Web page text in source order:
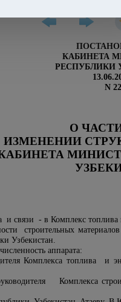
КАБИНЕТА
РЕСПУБЛИКИ
N
О
ИЗМЕНЕНИИ
и связи - в Комплекс
строительных
Узбекистан.
аппарата:
Комплекса топлива
Комплекса